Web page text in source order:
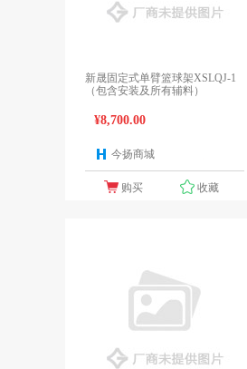
新晟固定式单臂篮球架XSLQJ-1
（包含安装及所有辅料）
¥8,700.00
今扬商城
购买 收藏